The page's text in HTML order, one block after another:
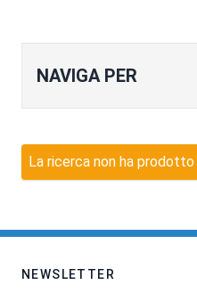
La ricerca non ha
NAVIGA PER
NEWSLETTER